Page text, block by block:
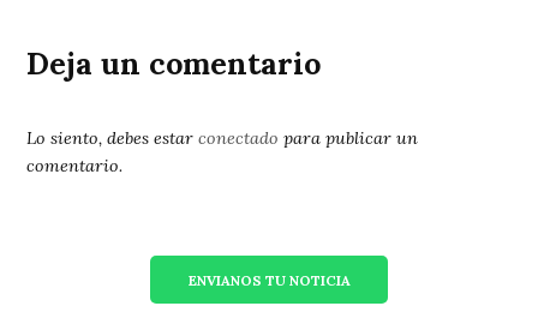
Deja un comentario
Lo siento, debes estarconectado para publicar un
comentario.
ENVIANOS TU NOTICIA